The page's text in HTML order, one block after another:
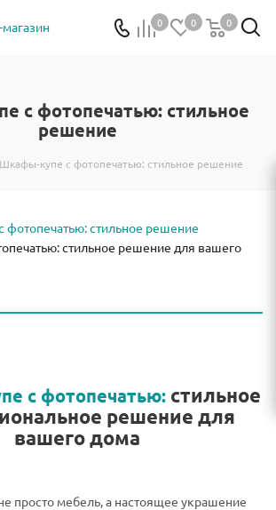
0 0 0
с фотопечатью: стильное
решение
Шкафы-купе с фотопечатью: стильное решение
стильное решение для вашего
с фотопечатью: стильное
решение для
вашего дома
просто мебель, а настоящее украшение